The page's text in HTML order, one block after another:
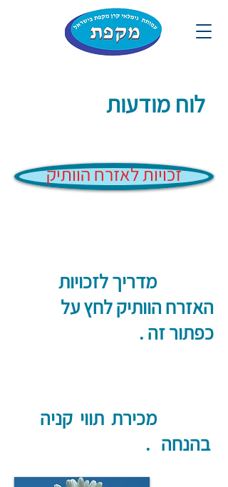
לוח מודעות
זכויות לאזרח הוותיק
מדריך לזכויות
האזרח הוותיק לחץ על
כפתור זה .
מכירת תווי קניה
בהנחה .